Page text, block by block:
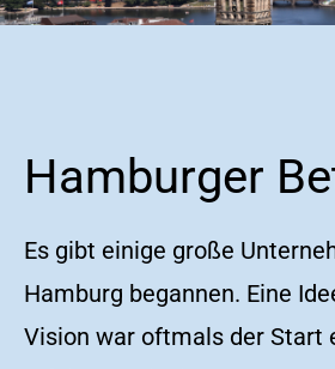
Hamburger
Es gibt einige große
Hamburg begannen. Eine
Vision war oftmals der Start